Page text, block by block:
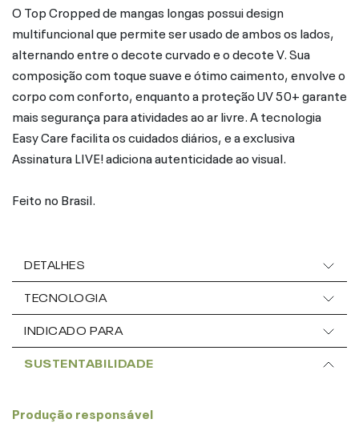
O Top Cropped de mangas longas possui design
multifuncional que permite ser usado de ambos os lados,
alternando entre o decote curvado e o decote V. Sua
composição com toque suave e ótimo caimento, envolve o
corpo com conforto, enquanto a proteção UV 50+ garante
mais segurança para atividades ao ar livre. A tecnologia
Easy Care facilita os cuidados diários, e a exclusiva
Assinatura LIVE! adiciona autenticidade ao visual.
Feito no Brasil.
DETALHES
TECNOLOGIA
INDICADO PARA
SUSTENTABILIDADE
Produção responsável